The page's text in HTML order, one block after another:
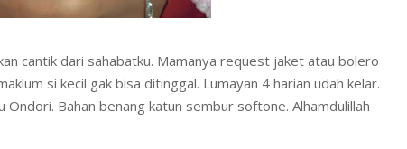
cantik dari sahabatku. Mamanya request jaket atau bolero
si kecil gak bisa ditinggal. Lumayan 4 harian udah kelar.
Ondori. Bahan benang katun sembur softone. Alhamdulillah